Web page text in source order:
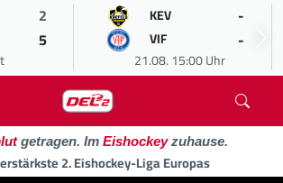
2
5
KEV -
VIF -
21.08. 15:00 Uhr
getragen. Im Eishockeyzuhause.
2. Eishockey-Liga Europas